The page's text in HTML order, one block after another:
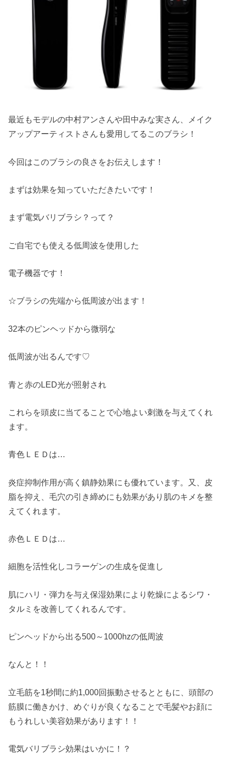
最近もモデルの中村アンさんや田中みな実さん、メイク
アップアーティストさんも愛用してるこのブラシ！
今回はこのブラシの良さをお伝えします！
まずは効果を知っていただきたいです！
まず電気バリブラシ？って？
ご自宅でも使える低周波を使用した
電子機器です！
☆ブラシの先端から低周波が出ます！
32本のピンヘッドから微弱な
低周波が出るんです♡
青と赤のLED光が照射され
これらを頭皮に当てることで心地よい刺激を与えてくれ
ます。
青色ＬＥＤは…
炎症抑制作用が高く鎮静効果にも優れています。又、皮
脂を抑え、毛穴の引き締めにも効果があり肌のキメを整
えてくれます。
赤色ＬＥＤは…
細胞を活性化しコラーゲンの生成を促進し
肌にハリ・弾力を与え保湿効果により乾燥によるシワ・
タルミを改善してくれるんです。
ピンヘッドから出る500～1000hzの低周波
なんと！！
立毛筋を1秒間に約1,000回振動させるとともに、頭部の
筋膜に働きかけ、めぐりが良くなることで毛髪やお顔に
もうれしい美容効果があります！！
電気バリブラシ効果はいかに！？